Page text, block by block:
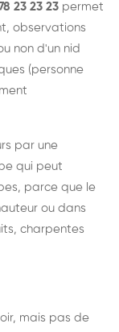
23 23 23 permet
observations
non d'un nid
(personne
par une
qui peut
parce que le
ou dans
charpentes
mais pas de